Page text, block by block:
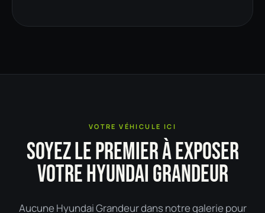
VOTRE VÉHICULE ICI
SOYEZ LE PREMIER À EXPOSER
VOTRE HYUNDAI GRANDEUR
Aucune Hyundai Grandeur dans notre galerie pour